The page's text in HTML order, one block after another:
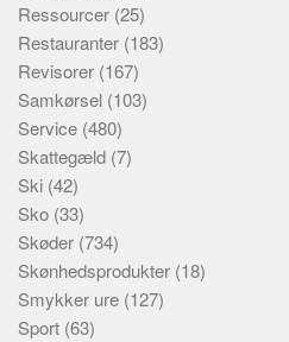
Ressourcer (25)
Restauranter (183)
Revisorer (167)
Samkørsel (103)
Service (480)
Skattegæld (7)
Ski (42)
Sko (33)
Skøder (734)
Skønhedsprodukter (18)
Smykker ure (127)
Sport (63)